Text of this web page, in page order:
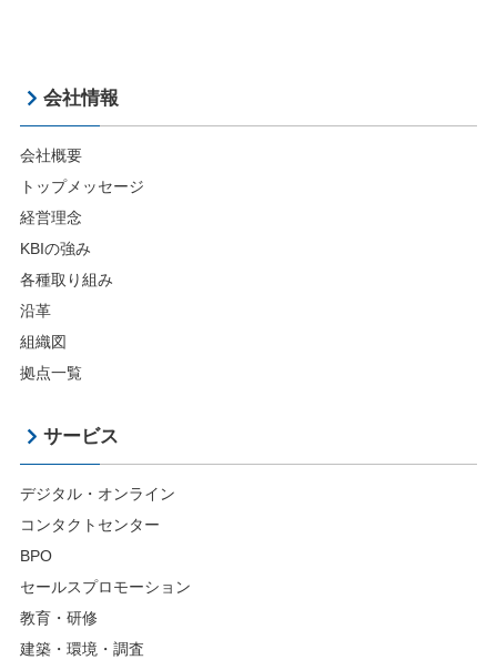
会社情報
会社概要
トップメッセージ
経営理念
KBIの強み
各種取り組み
沿革
組織図
拠点一覧
サービス
デジタル・オンライン
コンタクトセンター
BPO
セールスプロモーション
教育・研修
建築・環境・調査